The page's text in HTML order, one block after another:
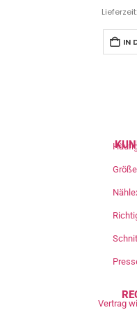
IN
Vertrag